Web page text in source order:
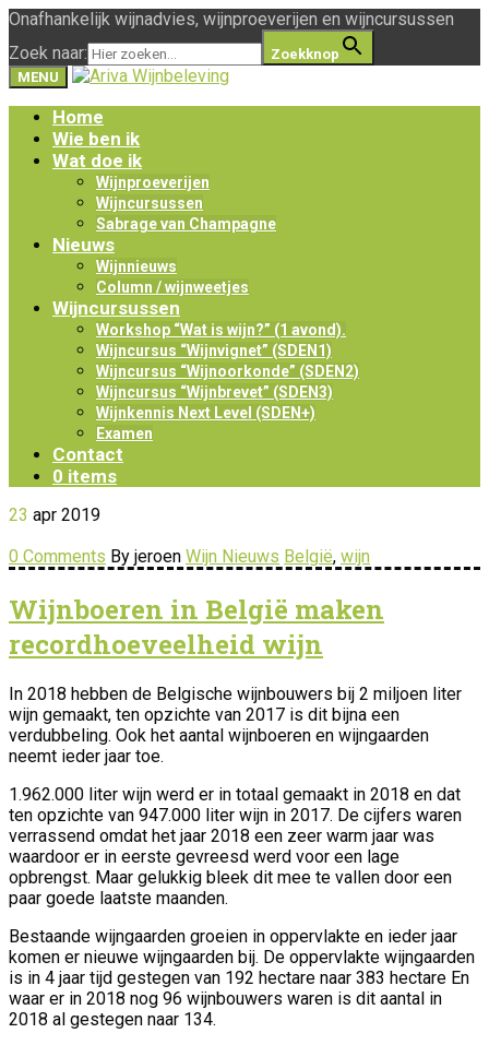
Onafhankelijk wijnadvies, wijnproeverijen en wijncursussen
Zoek naar:
Zoekknop
MENU
Home
Wie ben ik
Wat doe ik
Wijnproeverijen
Wijncursussen
Sabrage van Champagne
Nieuws
Wijnnieuws
Column / wijnweetjes
Wijncursussen
Workshop “Wat is wijn?” (1 avond).
Wijncursus “Wijnvignet” (SDEN1)
Wijncursus “Wijnoorkonde” (SDEN2)
Wijncursus “Wijnbrevet” (SDEN3)
Wijnkennis Next Level (SDEN+)
Examen
Contact
0 items
23 apr 2019
0 Comments By jeroen Wijn Nieuws België, wijn
Wijnboeren in België maken
recordhoeveelheid wijn
In 2018 hebben de Belgische wijnbouwers bij 2 miljoen liter
wijn gemaakt, ten opzichte van 2017 is dit bijna een
verdubbeling. Ook het aantal wijnboeren en wijngaarden
neemt ieder jaar toe.
1.962.000 liter wijn werd er in totaal gemaakt in 2018 en dat
ten opzichte van 947.000 liter wijn in 2017. De cijfers waren
verrassend omdat het jaar 2018 een zeer warm jaar was
waardoor er in eerste gevreesd werd voor een lage
opbrengst. Maar gelukkig bleek dit mee te vallen door een
paar goede laatste maanden.
Bestaande wijngaarden groeien in oppervlakte en ieder jaar
komen er nieuwe wijngaarden bij. De oppervlakte wijngaarden
is in 4 jaar tijd gestegen van 192 hectare naar 383 hectare En
waar er in 2018 nog 96 wijnbouwers waren is dit aantal in
2018 al gestegen naar 134.